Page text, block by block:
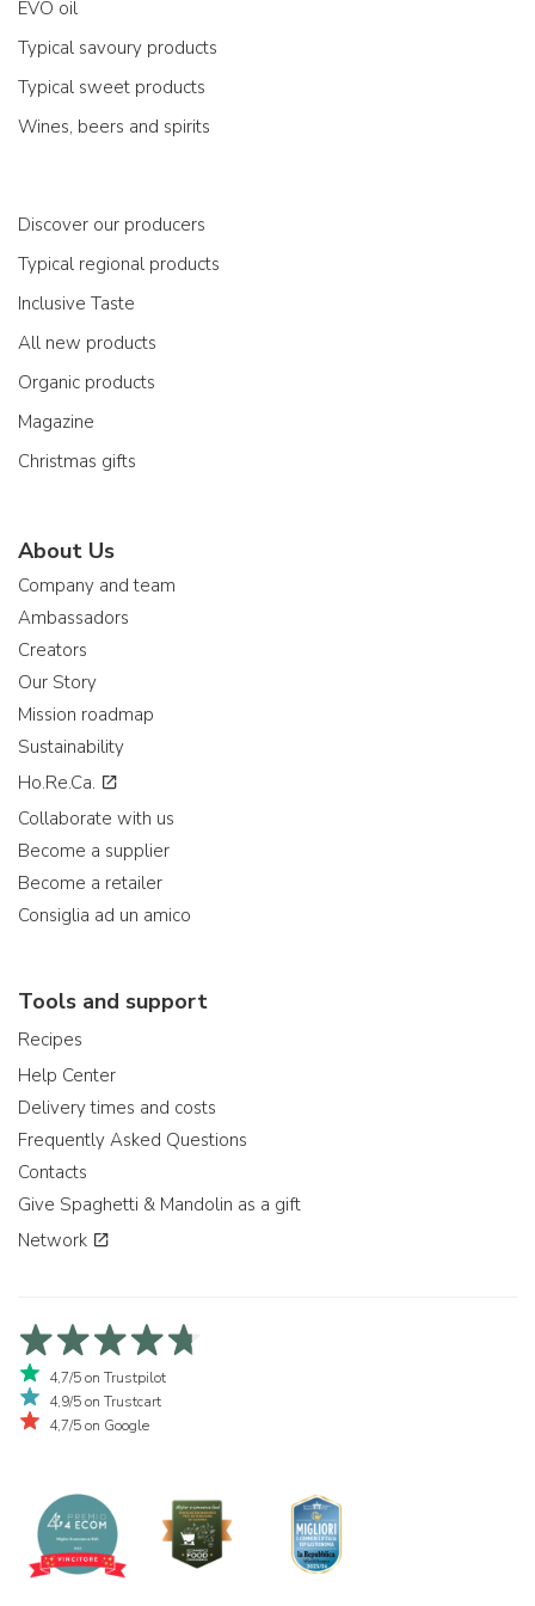
EVO oil
Typical savoury products
Typical sweet products
Wines, beers and spirits
Discover our producers
Typical regional products
Inclusive Taste
All new products
Organic products
Magazine
Christmas gifts
About Us
Company and team
Ambassadors
Creators
Our Story
Mission roadmap
Sustainability
Ho.Re.Ca.
Collaborate with us
Become a supplier
Become a retailer
Consiglia ad un amico
Tools and support
Recipes
Help Center
Delivery times and costs
Frequently Asked Questions
Contacts
Give Spaghetti & Mandolin as a gift
Network
4,7/5 on Trustpilot
4,9/5 on Trustcart
4,7/5 on Google